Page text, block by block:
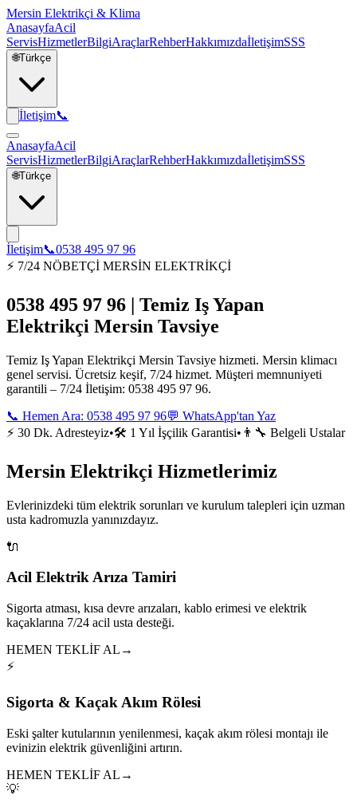
Mersin Elektrikçi & Klima
AnasayfaAcil
ServisHizmetlerBilgiAraçlarRehberHakkımızdaİletişimSSS
🌐Türkçe
İletişim📞
AnasayfaAcil
ServisHizmetlerBilgiAraçlarRehberHakkımızdaİletişimSSS
🌐Türkçe
İletişim📞0538 495 97 96
⚡ 7/24 NÖBETÇİ MERSİN ELEKTRİKÇİ
0538 495 97 96 | Temiz Iş Yapan
Elektrikçi Mersin Tavsiye
Temiz Iş Yapan Elektrikçi Mersin Tavsiye hizmeti. Mersin klimacı
genel servisi. Ücretsiz keşif, 7/24 hizmet. Müşteri memnuniyeti
garantili – 7/24 İletişim: 0538 495 97 96.
📞 Hemen Ara: 0538 495 97 96💬 WhatsApp'tan Yaz
⚡ 30 Dk. Adresteyiz•🛠️ 1 Yıl İşçilik Garantisi• 👨‍🔧 Belgeli Ustalar
Mersin Elektrikçi Hizmetlerimiz
Evlerinizdeki tüm elektrik sorunları ve kurulum talepleri için uzman
usta kadromuzla yanınızdayız.
🔌
Acil Elektrik Arıza Tamiri
Sigorta atması, kısa devre arızaları, kablo erimesi ve elektrik
kaçaklarına 7/24 acil usta desteği.
HEMEN TEKLİF AL →
⚡
Sigorta & Kaçak Akım Rölesi
Eski şalter kutularının yenilenmesi, kaçak akım rölesi montajı ile
evinizin elektrik güvenliğini artırın.
HEMEN TEKLİF AL →
💡